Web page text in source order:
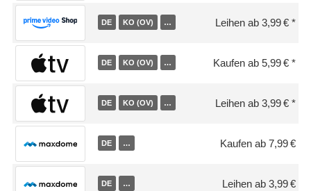
DE KO (OV) … Leihen ab 3,99 €
DE KO (OV) … Kaufen ab 5,99 €
DE KO (OV) … Leihen ab 3,99 €
DE … Kaufen ab 7,99 €
DE … Leihen ab 3,99 €